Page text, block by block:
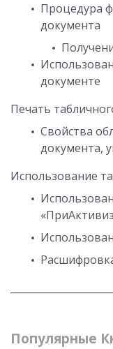
Процедура
документа
документе
Печать
Свойства
документа,
Использование
Популярные